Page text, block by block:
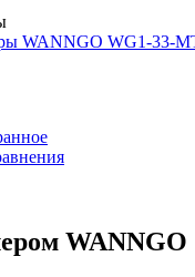
WANNGO